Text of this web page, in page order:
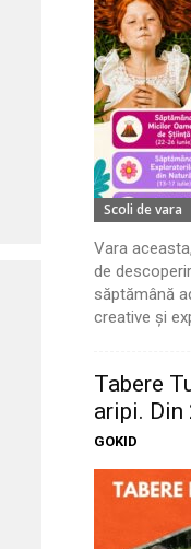
Scoli de vara
Vara
de
săptămână
creative și
Tabere
aripi. Din
GOKID